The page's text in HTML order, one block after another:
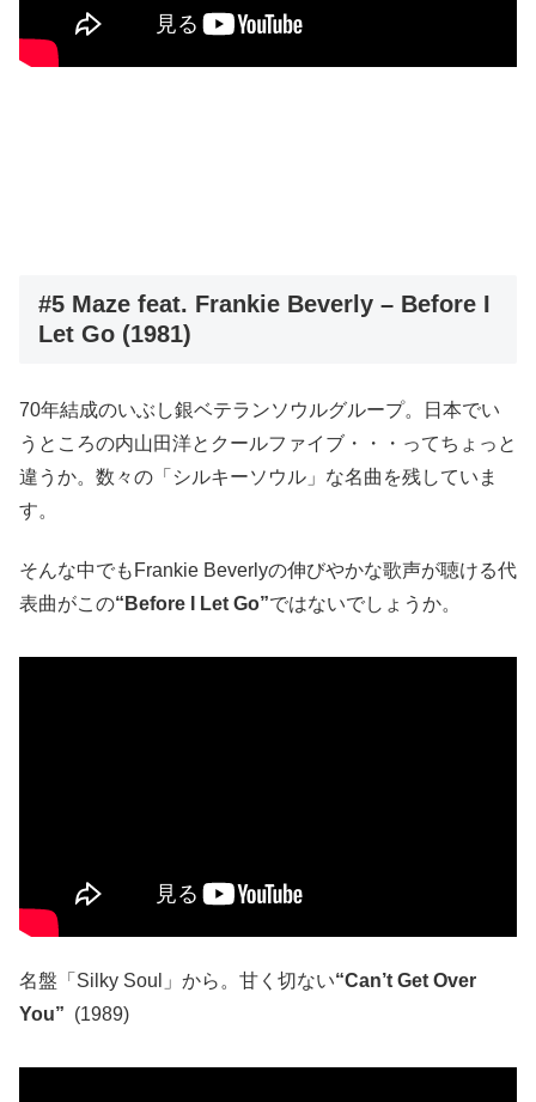
#5 Maze feat. Frankie Beverly – Before I
Let Go (1981)
70年結成のいぶし銀ベテランソウルグループ。日本でい
うところの内山田洋とクールファイブ・・・ってちょっと
違うか。数々の「シルキーソウル」な名曲を残していま
す。
そんな中でもFrankie Beverlyの伸びやかな歌声が聴ける代
表曲がこの“Before I Let Go”ではないでしょうか。
名盤「Silky Soul」から。甘く切ない“Can’t Get Over
You” (1989)